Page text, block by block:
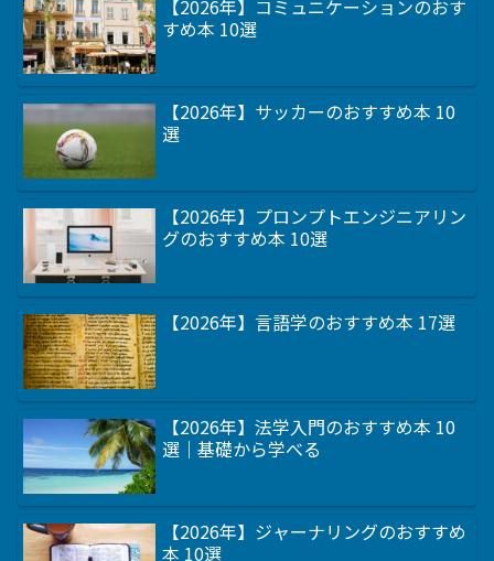
【2026年】コミュニケーションのおす
すめ本 10選
【2026年】サッカーのおすすめ本 10
選
【2026年】プロンプトエンジニアリン
グのおすすめ本 10選
【2026年】言語学のおすすめ本 17選
【2026年】法学入門のおすすめ本 10
選｜基礎から学べる
【2026年】ジャーナリングのおすすめ
本 10選